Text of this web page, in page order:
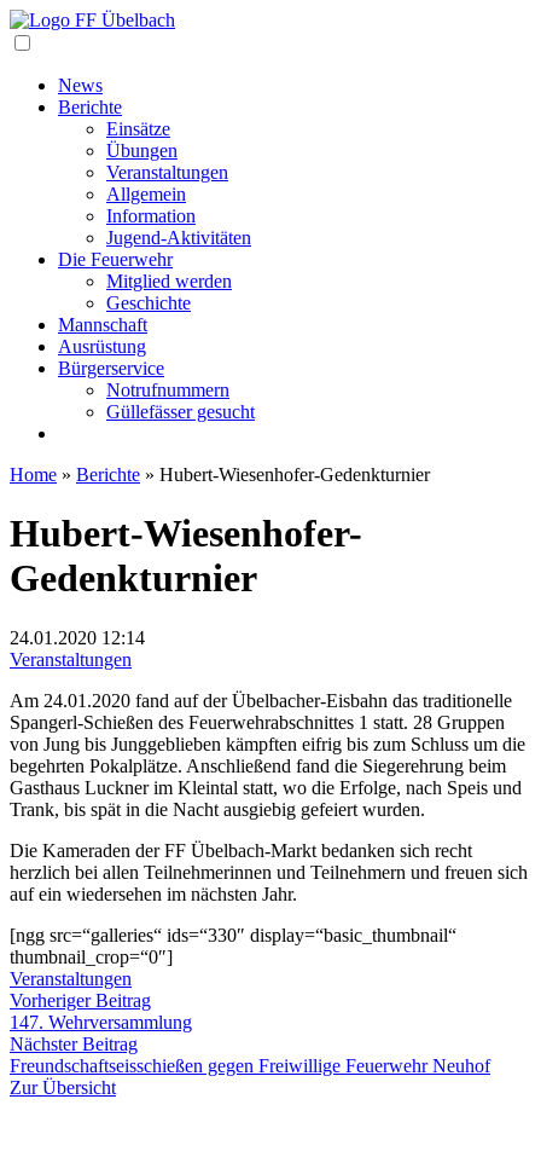
News
Berichte
Einsätze
Übungen
Veranstaltungen
Allgemein
Information
Jugend-Aktivitäten
Die Feuerwehr
Mitglied werden
Geschichte
Mannschaft
Ausrüstung
Bürgerservice
Notrufnummern
Güllefässer gesucht
Home » Berichte » Hubert-Wiesenhofer-Gedenkturnier
Hubert-Wiesenhofer-
Gedenkturnier
24.01.2020 12:14
Veranstaltungen
Am 24.01.2020 fand auf der Übelbacher-Eisbahn das traditionelle
Spangerl-Schießen des Feuerwehrabschnittes 1 statt. 28 Gruppen
von Jung bis Junggeblieben kämpften eifrig bis zum Schluss um die
begehrten Pokalplätze. Anschließend fand die Siegerehrung beim
Gasthaus Luckner im Kleintal statt, wo die Erfolge, nach Speis und
Trank, bis spät in die Nacht ausgiebig gefeiert wurden.
Die Kameraden der FF Übelbach-Markt bedanken sich recht
herzlich bei allen Teilnehmerinnen und Teilnehmern und freuen sich
auf ein wiedersehen im nächsten Jahr.
[ngg src=“galleries“ ids=“330″ display=“basic_thumbnail“
thumbnail_crop=“0″]
Veranstaltungen
Beitragsnavigation
Vorheriger BeitragVorheriger
Beitrag:
147. Wehrversammlung
Nächster BeitragNächster
Beitrag:
Freundschaftseisschießen gegen Freiwillige Feuerwehr Neuhof
Zur Übersicht